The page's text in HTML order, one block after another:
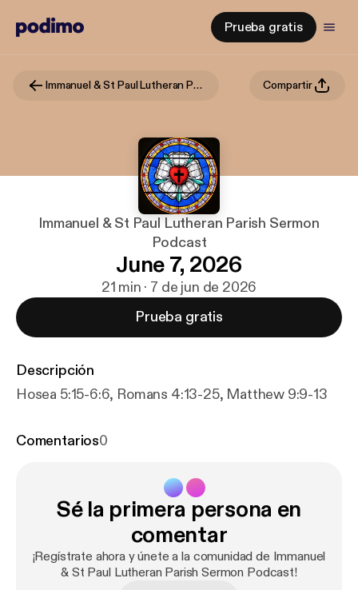
Prueba gratis
Immanuel & St Paul Lutheran Parish Sermon Podcast Compartir
Immanuel & St Paul Lutheran Parish Sermon
Podcast
June 7, 2026
21 min · 7 de jun de 2026
Prueba gratis
Descripción
Hosea 5:15-6:6, Romans 4:13-25, Matthew 9:9-13
Comentarios0
Sé la primera persona en
comentar
¡Regístrate ahora y únete a la comunidad de Immanuel
& St Paul Lutheran Parish Sermon Podcast!